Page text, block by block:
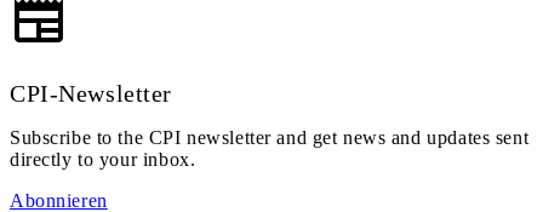
CPI-Newsletter
Subscribe to the CPI newsletter and get news and updates sent
directly to your inbox.
Abonnieren